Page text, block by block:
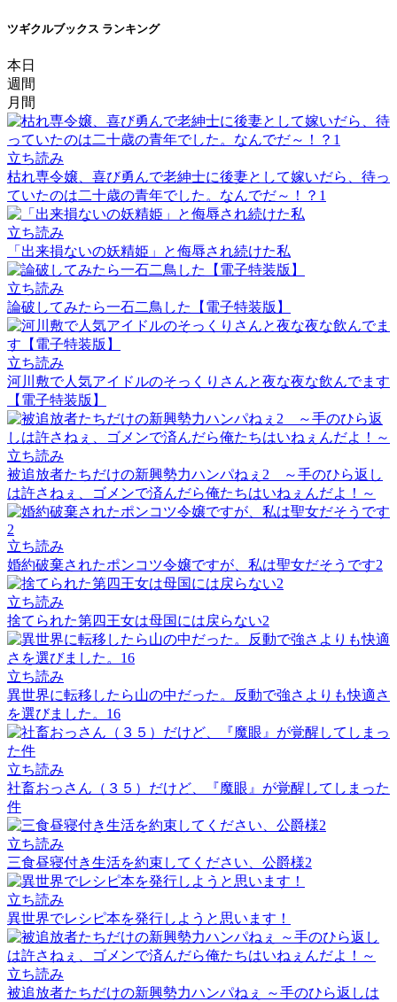
ツギクルブックス ランキング
本日
週間
月間
立ち読み
枯れ専令嬢、喜び勇んで老紳士に後妻として嫁いだら、待っ
ていたのは二十歳の青年でした。なんでだ～！？1
立ち読み
「出来損ないの妖精姫」と侮辱され続けた私
立ち読み
論破してみたら一石二鳥した【電子特装版】
立ち読み
河川敷で人気アイドルのそっくりさんと夜な夜な飲んでます
【電子特装版】
立ち読み
被追放者たちだけの新興勢力ハンパねぇ2 ～手のひら返し
は許さねぇ、ゴメンで済んだら俺たちはいねぇんだよ！～
立ち読み
婚約破棄されたポンコツ令嬢ですが、私は聖女だそうです2
立ち読み
捨てられた第四王女は母国には戻らない2
立ち読み
異世界に転移したら山の中だった。反動で強さよりも快適さ
を選びました。16
立ち読み
社畜おっさん（３５）だけど、『魔眼』が覚醒してしまった
件
立ち読み
三食昼寝付き生活を約束してください、公爵様2
立ち読み
異世界でレシピ本を発行しようと思います！
立ち読み
被追放者たちだけの新興勢力ハンパねぇ ～手のひら返しは